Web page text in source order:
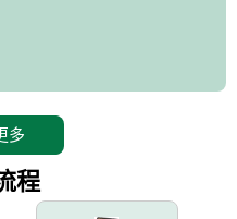
多
程